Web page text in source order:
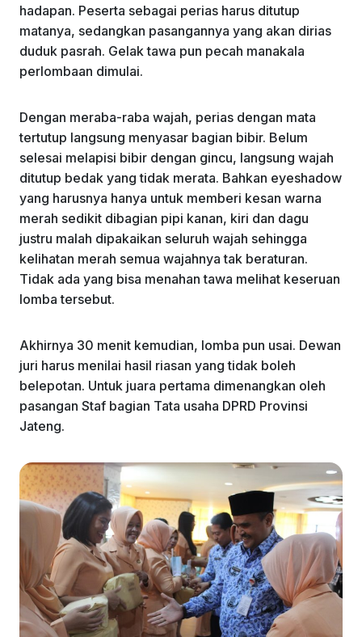
hadapan. Peserta sebagai perias harus ditutup
matanya, sedangkan pasangannya yang akan dirias
duduk pasrah. Gelak tawa pun pecah manakala
perlombaan dimulai.
Dengan meraba-raba wajah, perias dengan mata
tertutup langsung menyasar bagian bibir. Belum
selesai melapisi bibir dengan gincu, langsung wajah
ditutup bedak yang tidak merata. Bahkan eyeshadow
yang harusnya hanya untuk memberi kesan warna
merah sedikit dibagian pipi kanan, kiri dan dagu
justru malah dipakaikan seluruh wajah sehingga
kelihatan merah semua wajahnya tak beraturan.
Tidak ada yang bisa menahan tawa melihat keseruan
lomba tersebut.
Akhirnya 30 menit kemudian, lomba pun usai. Dewan
juri harus menilai hasil riasan yang tidak boleh
belepotan. Untuk juara pertama dimenangkan oleh
pasangan Staf bagian Tata usaha DPRD Provinsi
Jateng.